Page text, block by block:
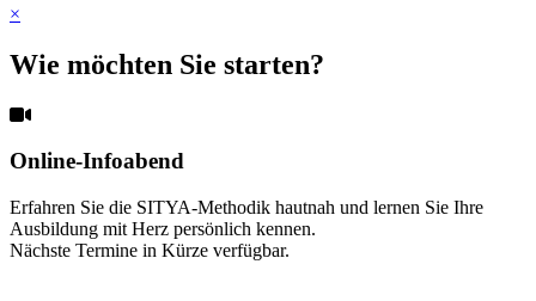
×
Wie möchten Sie starten?
Online-Infoabend
Erfahren Sie die SITYA-Methodik hautnah und lernen Sie Ihre
Ausbildung mit Herz persönlich kennen.
Nächste Termine in Kürze verfügbar.